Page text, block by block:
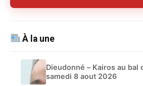
À la une
Dieudonné – Kairos au bal
samedi 8 aout 2026